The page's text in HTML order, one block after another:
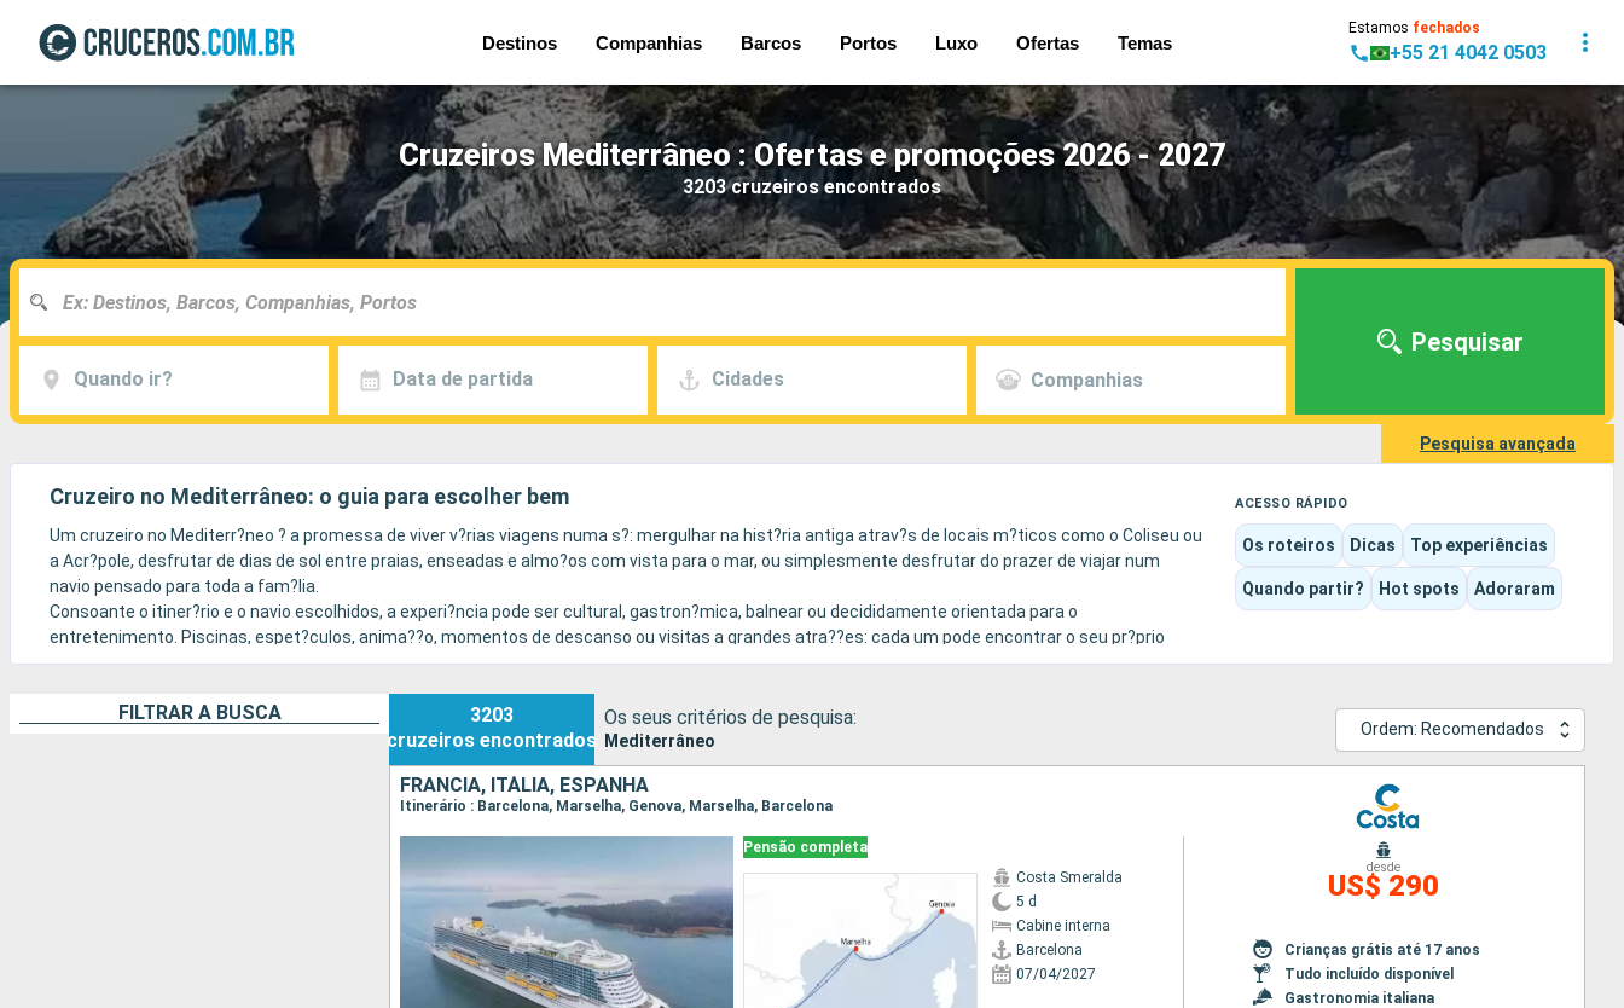
Destinos Companhias Barcos Portos Luxo Ofertas Temas
Estamos fechados
+55 21 4042 0503
Cruzeiros Mediterrâneo : Ofertas e promoções 2026 - 2027
3203 cruzeiros encontrados
Quando ir? Data de partida Cidades Companhias
Pesquisar
Pesquisa avançada
Cruzeiro no Mediterrâneo: o guia para escolher bem
Um cruzeiro no Mediterr?neo ? a promessa de viver v?rias viagens numa s?: mergulhar na hist?ria antiga atrav?s de locais m?ticos como o Coliseu ou
a Acr?pole, desfrutar de dias de sol entre praias, enseadas e almo?os com vista para o mar, ou simplesmente desfrutar do prazer de viajar num
navio pensado para toda a fam?lia.
Consoante o itiner?rio e o navio escolhidos, a experi?ncia pode ser cultural, gastron?mica, balnear ou decididamente orientada para o
entretenimento. Piscinas, espet?culos, anima??o, momentos de descanso ou visitas a grandes atra??es: cada um pode encontrar o seu pr?prio
ritmo.
ACESSO RÁPIDO
Os roteiros Dicas Top experiências
Quando partir? Hot spots Adoraram
FILTRAR A BUSCA
3203
cruzeiros encontrados
Os seus critérios de pesquisa:
Mediterrâneo
Ordem: Recomendados
FRANCIA, ITÁLIA, ESPANHA
Itinerário : Barcelona, Marselha, Genova, Marselha, Barcelona
Pensão completa
Costa Smeralda
5 d
Cabine interna
Barcelona
07/04/2027
desde
US$ 290
Crianças grátis até 17 anos
Tudo incluído disponível
Gastronomia italiana